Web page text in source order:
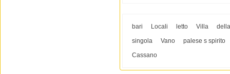
bari Locali letto Villa
della
singola
Vano
palese s spirito
Cassano